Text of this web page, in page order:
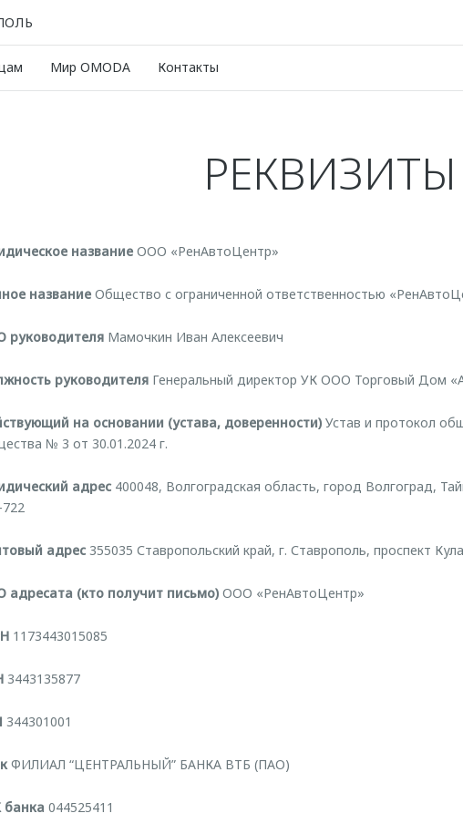
Мир OMODA Контакты
РЕКВИЗИТЫ
название ООО «РенАвтоЦентр»
название Общество с ограниченной ответственностью
руководителя Мамочкин Иван Алексеевич
руководителя Генеральный директор УК ООО Торговый Дом
на основании (устава, доверенности) Устав и протокол
№ 3 от 30.01.2024 г.
адрес 400048, Волгоградская область, город Волгоград,
адрес 355035 Ставропольский край, г. Ставрополь, проспект
адресата (кто получит письмо) ООО «РенАвтоЦентр»
1173443015085
3443135877
344301001
ФИЛИАЛ “ЦЕНТРАЛЬНЫЙ” БАНКА ВТБ (ПАО)
банка 044525411